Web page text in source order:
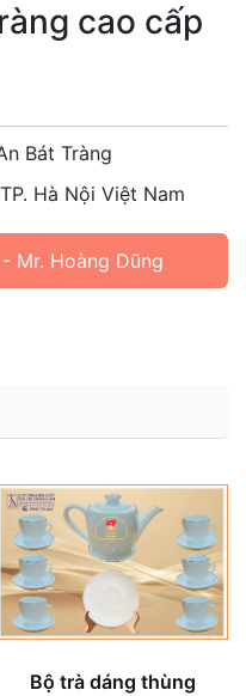
cao cấp
Bát Tràng
Hà Nội Việt Nam
- Mr. Hoàng Dũng
Bộ trà dáng thùng